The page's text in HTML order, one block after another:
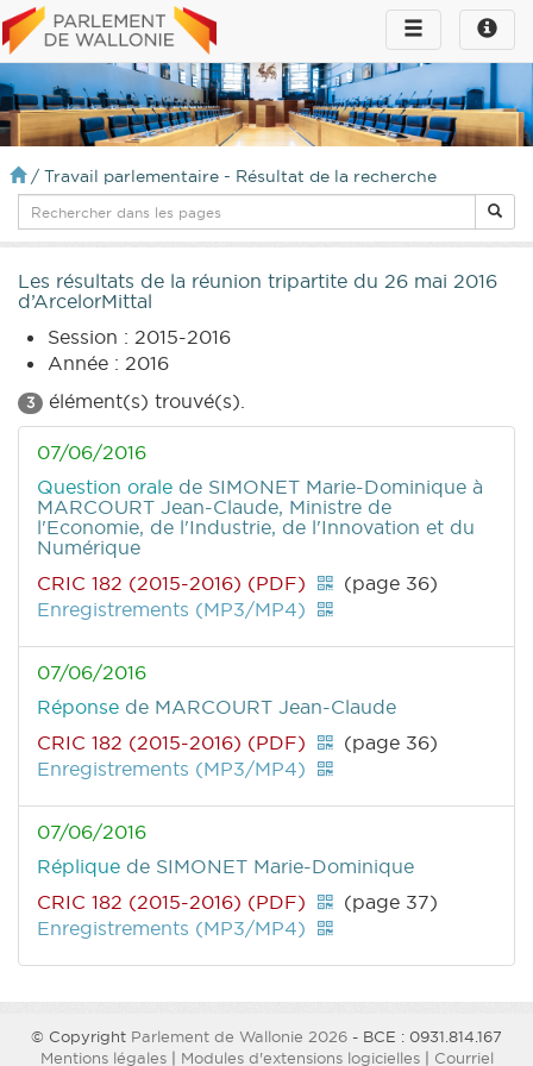
Toggle
infos
Toggle
navigation
/ Travail parlementaire - Résultat de la recherche
Les résultats de la réunion tripartite du 26 mai 2016
d’ArcelorMittal
Session : 2015-2016
Année : 2016
3 élément(s) trouvé(s).
07/06/2016
Question orale de SIMONET Marie-Dominique à
MARCOURT Jean-Claude, Ministre de
l'Economie, de l'Industrie, de l'Innovation et du
Numérique
CRIC 182 (2015-2016) (PDF)
(page 36)
Enregistrements (MP3/MP4)
07/06/2016
Réponse de MARCOURT Jean-Claude
CRIC 182 (2015-2016) (PDF)
(page 36)
Enregistrements (MP3/MP4)
07/06/2016
Réplique de SIMONET Marie-Dominique
CRIC 182 (2015-2016) (PDF)
(page 37)
Enregistrements (MP3/MP4)
© Copyright Parlement de Wallonie 2026 - BCE : 0931.814.167
Mentions légales| Modules d'extensions logicielles| Courriel